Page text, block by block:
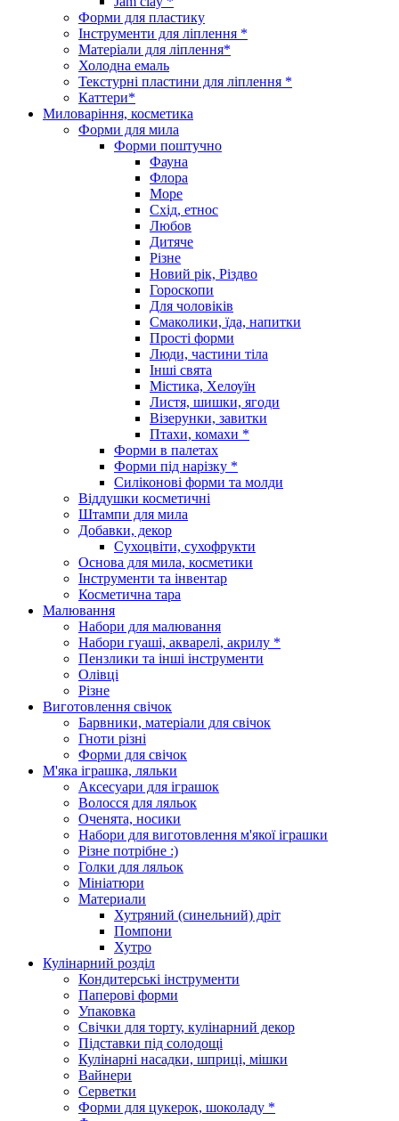
Форми для пластику
Інструменти для ліплення *
Матеріали для ліплення*
Холодна емаль
Текстурні пластини для ліплення *
Каттери*
Миловаріння, косметика
Форми для мила
Форми поштучно
Фауна
Флора
Море
Схід, етнос
Любов
Дитяче
Різне
Новий рік, Різдво
Гороскопи
Для чоловіків
Смаколики, їда, напитки
Прості форми
Люди, частини тіла
Інші свята
Містика, Хелоуїн
Листя, шишки, ягоди
Візерунки, завитки
Птахи, комахи *
Форми в палетах
Форми під нарізку *
Силіконові форми та молди
Віддушки косметичні
Штампи для мила
Добавки, декор
Сухоцвіти, сухофрукти
Основа для мила, косметики
Інструменти та інвентар
Косметична тара
Малювання
Набори для малювання
Набори гуаші, акварелі, акрилу *
Пензлики та інші інструменти
Олівці
Різне
Виготовлення свічок
Барвники, матеріали для свічок
Гноти різні
Форми для свічок
М'яка іграшка, ляльки
Аксесуари для іграшок
Волосся для ляльок
Оченята, носики
Набори для виготовлення м'якої іграшки
Різне потрібне :)
Голки для ляльок
Мініатюри
Материали
Хутряний (синельний) дріт
Помпони
Хутро
Кулінарний розділ
Кондитерські інструменти
Паперові форми
Упаковка
Свічки для торту, кулінарний декор
Підставки під солодощі
Кулінарні насадки, шприці, мішки
Вайнери
Серветки
Форми для цукерок, шоколаду *